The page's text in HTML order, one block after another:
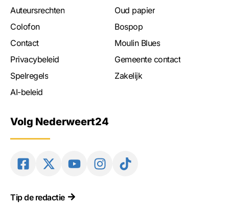
Auteursrechten
Colofon
Contact
Privacybeleid
Spelregels
AI-beleid
Oud papier
Bospop
Moulin Blues
Gemeente contact
Zakelijk
Volg Nederweert24
Tip de redactie